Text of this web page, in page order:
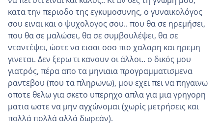
κατα την περιοδο της εγκυμοσυνης, ο γυναικολόγος
σου ειναι και ο ψυχολογος σου.. που θα σε ηρεμήσει,
που θα σε μαλώσει, θα σε συμβουλέψει, θα σε
νταντέψει, ώστε να εισαι οσο πιο χαλαρη και ηρεμη
γινεται. Δεν ξερω τι κανουν οι άλλοι.. ο δικός μου
γιατρός, πέρα απο τα μηνιαια προγραμματισμενα
ραντεβου (που τα πληρωνω), μου εχει πει να πηγαινω
οποτε θελω για σκετο υπερηχο απλα για μια γρηγορη
ματια ωστε να μην αγχώνομαι (χωρίς μετρήσεις και
πολλά πολλά αλλά δωρεάν).